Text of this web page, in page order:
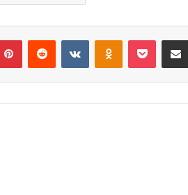
PinterestReddit VK OK Pocket